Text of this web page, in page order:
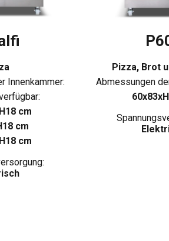
Innenkammer:
cm
cm
cm
Pizza, Brot
Abmessungen